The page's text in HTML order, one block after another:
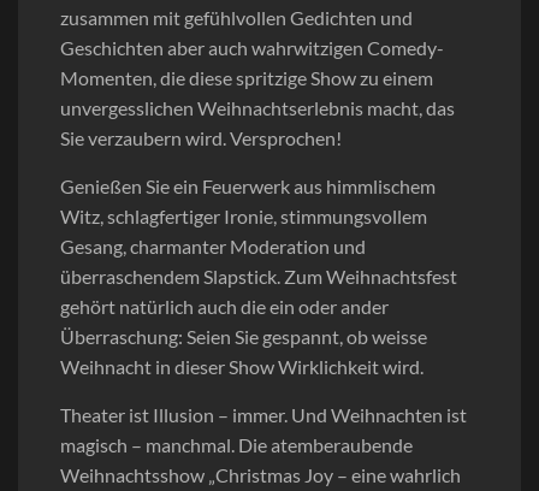
zusammen mit gefühlvollen Gedichten und
Geschichten aber auch wahrwitzigen Comedy-
Momenten, die diese spritzige Show zu einem
unvergesslichen Weihnachtserlebnis macht, das
Sie verzaubern wird. Versprochen!
Genießen Sie ein Feuerwerk aus himmlischem
Witz, schlagfertiger Ironie, stimmungsvollem
Gesang, charmanter Moderation und
überraschendem Slapstick. Zum Weihnachtsfest
gehört natürlich auch die ein oder ander
Überraschung: Seien Sie gespannt, ob weisse
Weihnacht in dieser Show Wirklichkeit wird.
Theater ist Illusion – immer. Und Weihnachten ist
magisch – manchmal. Die atemberaubende
Weihnachtsshow „Christmas Joy – eine wahrlich